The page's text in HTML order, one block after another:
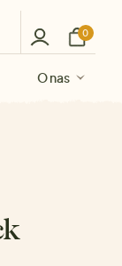
O nas
O nas
O nas
O nas
0